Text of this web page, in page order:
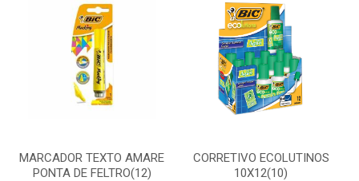
MARCADOR TEXTO AMARE
PONTA DE FELTRO(12)
CORRETIVO ECOLUTINOS
10X12(10)